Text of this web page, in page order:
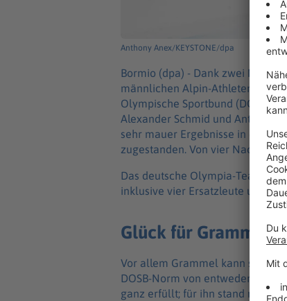
Anthony Anex/KEYSTONE/dpa
Bormio (dpa) - Dank zwei
männlichen Alpin-Athleten zu
Olympische Sportbund (DOSB)
Alexander Schmid und Anton
sehr mauer Ergebnisse in
zugestanden. Von vier
Das deutsche Olympia-Team
inklusive vier Ersatzleute und
Glück für Grammel
Vor allem Grammel kann sich
DOSB-Norm von entweder
ganz erfüllt; für ihn stand nur ein